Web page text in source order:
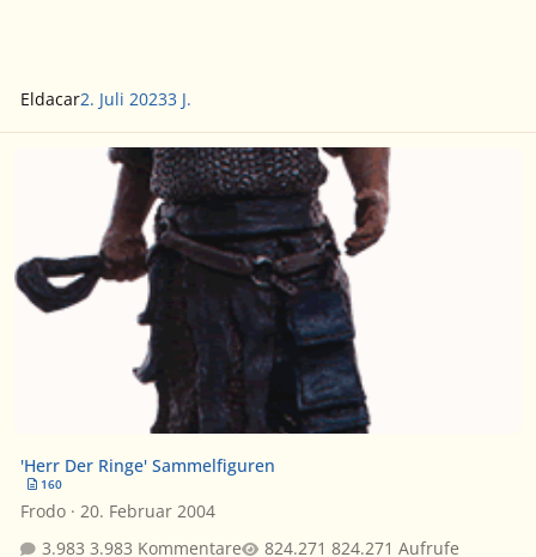
Eldacar2. Juli 20233 J.
'Herr Der Ringe' Sammelfiguren
'Herr Der Ringe' Sammelfiguren
160
Frodo· 20. Februar 2004
3.983 Kommentare
824.271 Aufrufe